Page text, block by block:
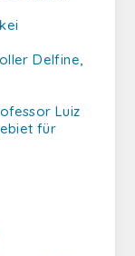
Delfine,
Luiz
für